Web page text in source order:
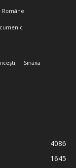
Sinaxa
4086
1645